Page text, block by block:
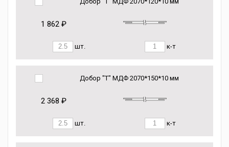
1 862 ₽
шт. к-т
Добор "Т" МДФ 2070*150*10 мм
2 368 ₽
шт. к-т